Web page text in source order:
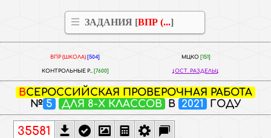
ЗАДАНИЯ [ВПР (...]
ВПР (ШКОЛА) [504] МЦКО [151]
КОНТРОЛЬНЫЕ Р.. [7600] ОСТ. РАЗДЕЛЫ
ВСЕРОССИЙСКАЯ ПРОВЕРОЧНАЯ РАБОТА
№ 5 ДЛЯ 8-Х КЛАССОВ В 2021 ГОДУ
35581